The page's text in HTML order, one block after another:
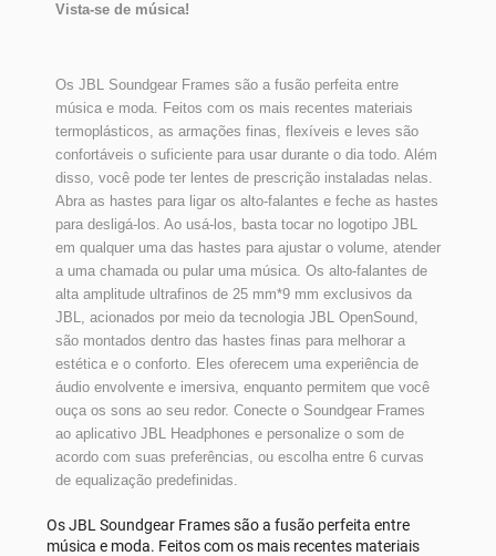
Os JBL Soundgear Frames são a fusão perfeita entre
música e moda. Feitos com os mais recentes materiais